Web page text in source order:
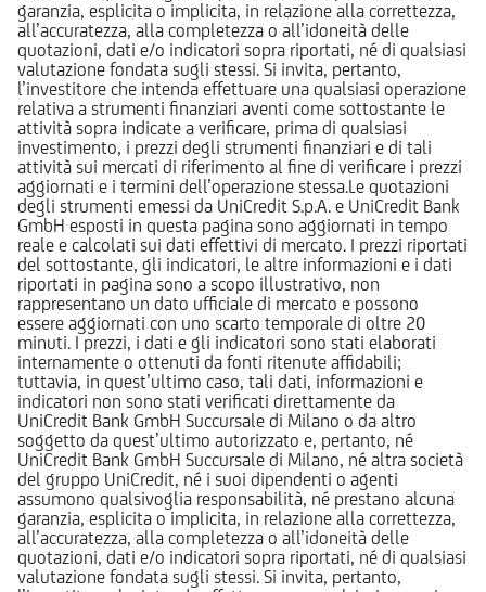
garanzia, esplicita o implicita, in relazione alla correttezza,
all’accuratezza, alla completezza o all’idoneità delle
quotazioni, dati e/o indicatori sopra riportati, né di qualsiasi
valutazione fondata sugli stessi. Si invita, pertanto,
l’investitore che intenda effettuare una qualsiasi operazione
relativa a strumenti finanziari aventi come sottostante le
attività sopra indicate a verificare, prima di qualsiasi
investimento, i prezzi degli strumenti finanziari e di tali
attività sui mercati di riferimento al fine di verificare i prezzi
aggiornati e i termini dell’operazione stessa.Le quotazioni
degli strumenti emessi da UniCredit S.p.A. e UniCredit Bank
GmbH esposti in questa pagina sono aggiornati in tempo
reale e calcolati sui dati effettivi di mercato. I prezzi riportati
del sottostante, gli indicatori, le altre informazioni e i dati
riportati in pagina sono a scopo illustrativo, non
rappresentano un dato ufficiale di mercato e possono
essere aggiornati con uno scarto temporale di oltre 20
minuti. I prezzi, i dati e gli indicatori sono stati elaborati
internamente o ottenuti da fonti ritenute affidabili;
tuttavia, in quest’ultimo caso, tali dati, informazioni e
indicatori non sono stati verificati direttamente da
UniCredit Bank GmbH Succursale di Milano o da altro
soggetto da quest’ultimo autorizzato e, pertanto, né
UniCredit Bank GmbH Succursale di Milano, né altra società
del gruppo UniCredit, né i suoi dipendenti o agenti
assumono qualsivoglia responsabilità, né prestano alcuna
garanzia, esplicita o implicita, in relazione alla correttezza,
all’accuratezza, alla completezza o all’idoneità delle
quotazioni, dati e/o indicatori sopra riportati, né di qualsiasi
valutazione fondata sugli stessi. Si invita, pertanto,